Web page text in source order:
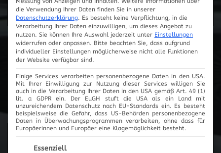
Innovationen
Cartronic Innovationen
Produktanfrage
die Verwendung Ihrer Daten finden Sie in unserer
Datenschutzerklärung. Es besteht keine Verpflichtung, in die
Verarbeitung Ihrer Daten einzuwilligen, um dieses Angebot zu
nutzen. Sie können Ihre Auswahl jederzeit unter Einstellungen
widerrufen oder anpassen. Bitte beachten Sie, dass aufgrund
individueller Einstellungen möglicherweise nicht alle Funktionen
der Website verfügbar sind.
Einige Services verarbeiten personenbezogene Daten in den USA.
Mit Ihrer Einwilligung zur Nutzung dieser Services willigen Sie
auch in die Verarbeitung Ihrer Daten in den USA gemäß Art. 49 (1)
lit. a GDPR ein. Der EuGH stuft die USA als ein Land mit
unzureichendem Datenschutz nach EU-Standards ein. Es besteht
beispielsweise die Gefahr, dass US-Behörden personenbezogene
Daten in Überwachungsprogrammen verarbeiten, ohne dass für
Europäerinnen und Europäer eine Klagemöglichkeit besteht.
Es folgt eine Liste der Service-Gruppen, für die eine
Essenziell